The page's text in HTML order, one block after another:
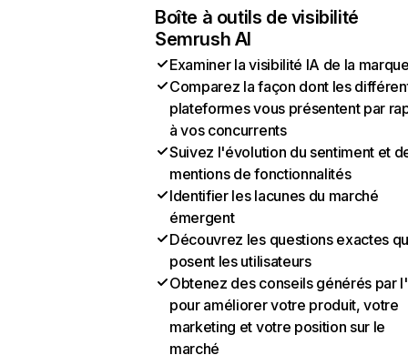
Boîte à outils de visibilité
Semrush AI
Examiner la visibilité IA de la
Comparez la façon dont les
plateformes vous présentent par
à vos concurrents
Suivez l'évolution du sentiment et
mentions de fonctionnalités
Identifier les lacunes du marché
émergent
Découvrez les questions exactes
posent les utilisateurs
Obtenez des conseils générés par
pour améliorer votre produit, votre
marketing et votre position sur le
marché